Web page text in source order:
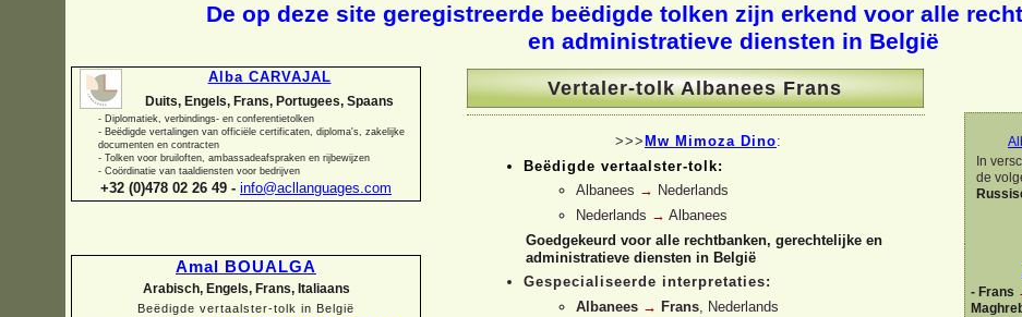
Alba CARVAJAL
Duits, Engels, Frans, Portugees, Spaans
- Diplomatiek, verbindings- en conferentietolken
- Beëdigde vertalingen van officiële certificaten, diploma's, zakelijke
documenten en contracten
- Tolken voor bruiloften, ambassadeafspraken en rijbewijzen
- Coördinatie van taaldiensten voor bedrijven
+32 (0)478 02 26 49 - info@acllanguages.com
Amal BOUALGA
Arabisch, Engels, Frans, Italiaans
Beëdigde vertaalster-tolk in België
In
de
- Frans
De op deze site geregistreerde beëdigde tolken zijn erkend voor alle
en administratieve diensten in België
Vertaler-tolk Albanees Frans
>>> Mw Mimoza Dino:
Beëdigde vertaalster-tolk:
Albanees → Nederlands
Nederlands → Albanees
Goedgekeurd voor alle rechtbanken, gerechtelijke en
administratieve diensten in België
Gespecialiseerde interpretaties:
Albanees → Frans, Nederlands